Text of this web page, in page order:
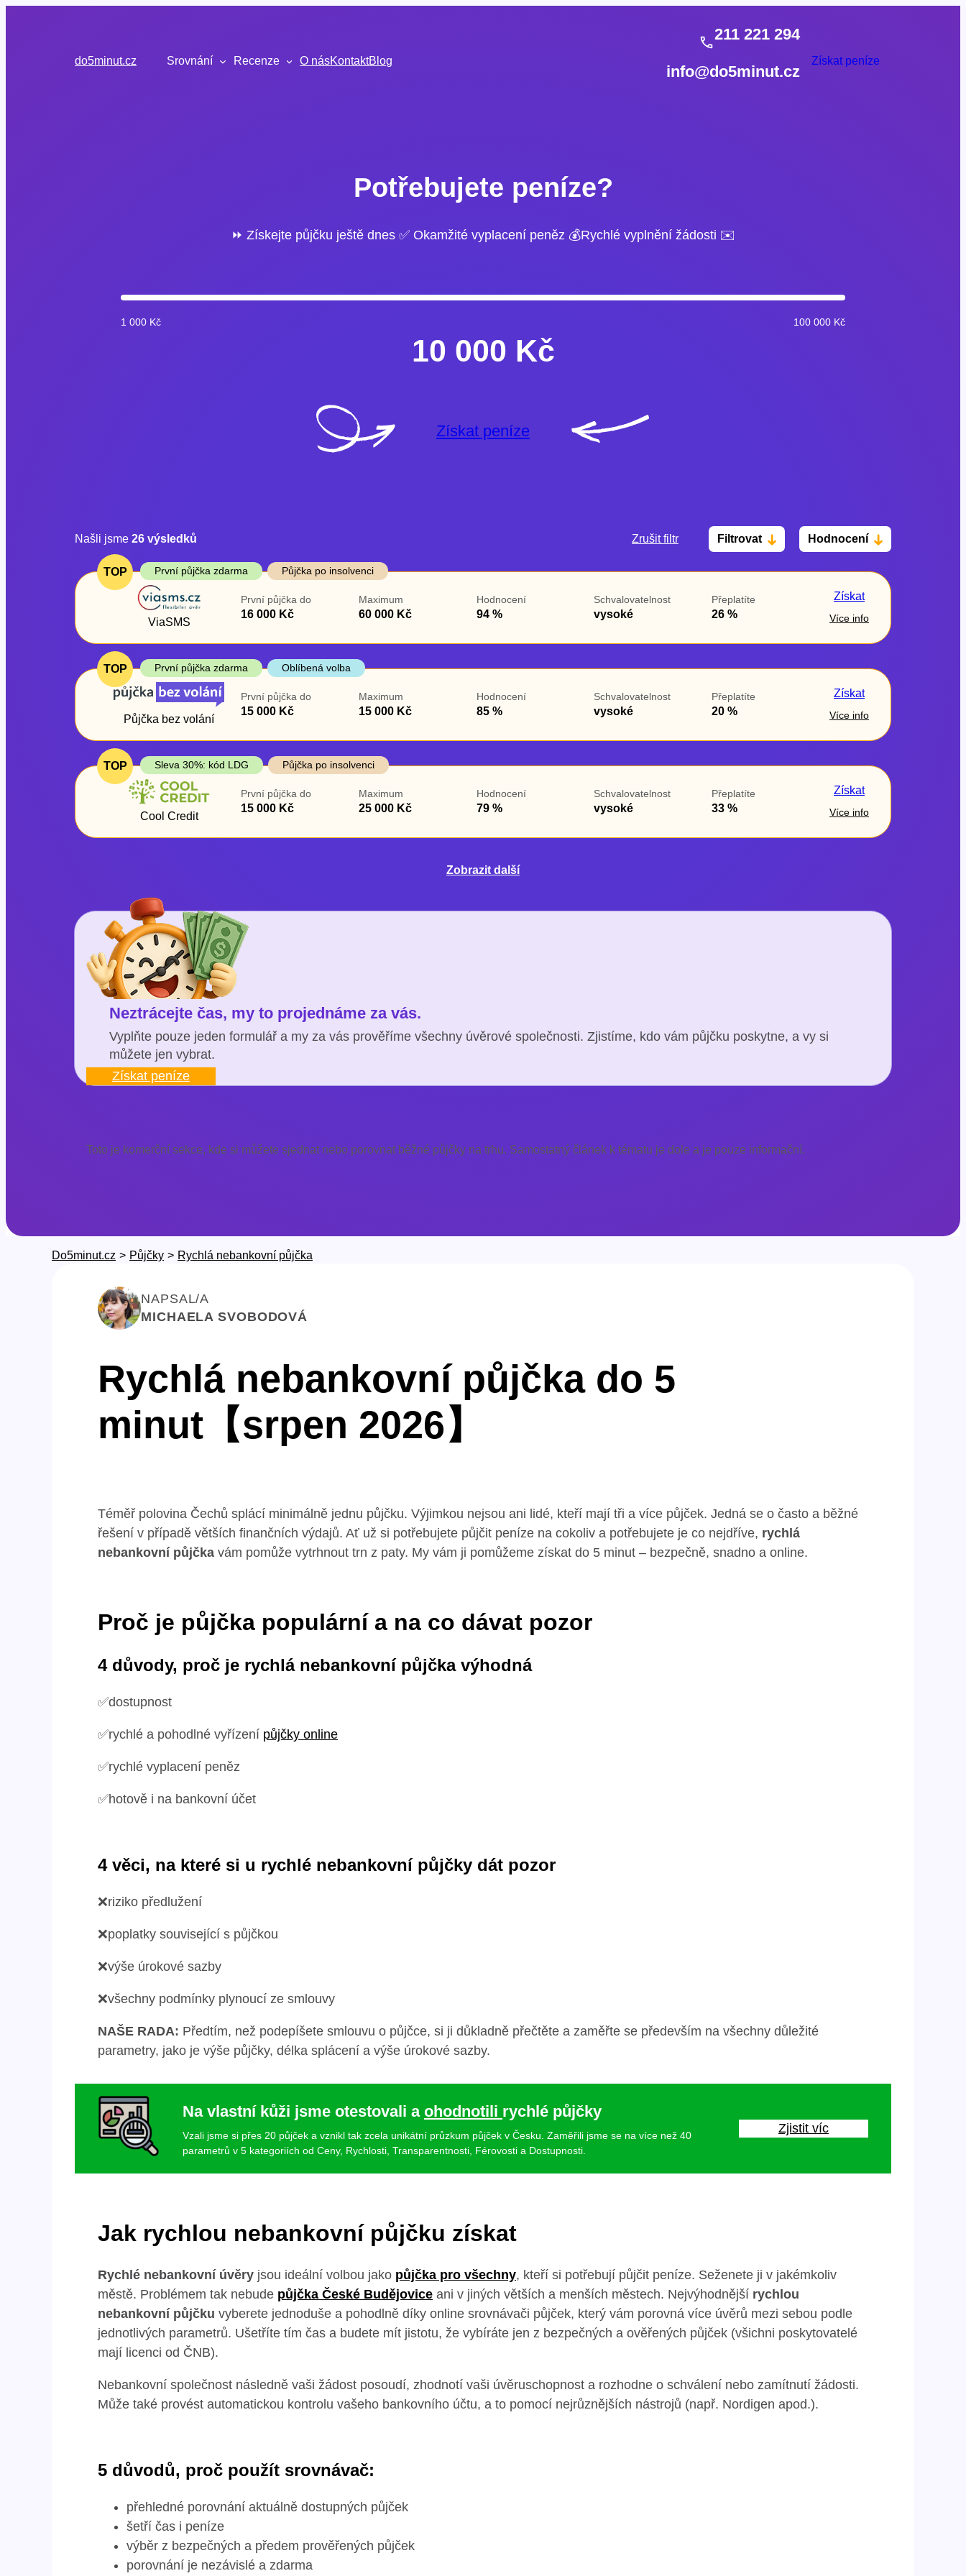
do5minut.cz
Srovnání Recenze O násKontaktBlog
211 221 294
info@do5minut.cz
Získat peníze
Potřebujete peníze?
⏩ Získejte půjčku ještě dnes ✅ Okamžité vyplacení peněz 💰Rychlé vyplnění žádosti ✉️
1 000 Kč 100 000 Kč
10 000 Kč
Získat peníze
Zrušit filtr Filtrovat Hodnocení
Cena
Od
První půjčka zdarma
ano
Našli jsme 26 výsledků
TOP První půjčka zdarma Půjčka po insolvenci
ViaSMS
První půjčka do
16 000 Kč
Maximum
60 000 Kč
Hodnocení
94 %
Schvalovatelnost
vysoké
Přeplatíte
26 %
Získat
Více info
TOP První půjčka zdarma Oblíbená volba
Půjčka bez volání
První půjčka do
15 000 Kč
Maximum
15 000 Kč
Hodnocení
85 %
Schvalovatelnost
vysoké
Přeplatíte
20 %
Získat
Více info
TOP Sleva 30%: kód LDG Půjčka po insolvenci
Cool Credit
První půjčka do
15 000 Kč
Maximum
25 000 Kč
Hodnocení
79 %
Schvalovatelnost
vysoké
Přeplatíte
33 %
Získat
Více info
Zobrazit další
Neztrácejte čas, my to projednáme za vás.
Vyplňte pouze jeden formulář a my za vás prověříme všechny úvěrové společnosti. Zjistíme, kdo vám půjčku poskytne, a vy si
můžete jen vybrat.
Získat peníze
Toto je komerční sekce, kde si můžete sjednat nebo porovnat běžné půjčky na trhu. Samostatný článek k tématu je dole a je pouze informační.
Do5minut.cz > Půjčky > Rychlá nebankovní půjčka
NAPSAL/A
MICHAELA SVOBODOVÁ
Rychlá nebankovní půjčka do 5
minut【srpen 2026】
Téměř polovina Čechů splácí minimálně jednu půjčku. Výjimkou nejsou ani lidé, kteří mají tři a více půjček. Jedná se o často a běžné
řešení v případě větších finančních výdajů. Ať už si potřebujete půjčit peníze na cokoliv a potřebujete je co nejdříve, rychlá
nebankovní půjčka vám pomůže vytrhnout trn z paty. My vám ji pomůžeme získat do 5 minut – bezpečně, snadno a online.
Proč je půjčka populární a na co dávat pozor
4 důvody, proč je rychlá nebankovní půjčka výhodná
✅dostupnost
✅rychlé a pohodlné vyřízení půjčky online
✅rychlé vyplacení peněz
✅hotově i na bankovní účet
4 věci, na které si u rychlé nebankovní půjčky dát pozor
❌riziko předlužení
❌poplatky související s půjčkou
❌výše úrokové sazby
❌všechny podmínky plynoucí ze smlouvy
NAŠE RADA: Předtím, než podepíšete smlouvu o půjčce, si ji důkladně přečtěte a zaměřte se především na všechny důležité
parametry, jako je výše půjčky, délka splácení a výše úrokové sazby.
Na vlastní kůži jsme otestovali a ohodnotili rychlé půjčky
Vzali jsme si přes 20 půjček a vznikl tak zcela unikátní průzkum půjček v Česku. Zaměřili jsme se na více než 40
parametrů v 5 kategoriích od Ceny, Rychlosti, Transparentnosti, Férovosti a Dostupnosti.
Zjistit víc
Jak rychlou nebankovní půjčku získat
Rychlé nebankovní úvěry jsou ideální volbou jako půjčka pro všechny, kteří si potřebují půjčit peníze. Seženete ji v jakémkoliv
městě. Problémem tak nebude půjčka České Budějovice ani v jiných větších a menších městech. Nejvýhodnější rychlou
nebankovní půjčku vyberete jednoduše a pohodlně díky online srovnávači půjček, který vám porovná více úvěrů mezi sebou podle
jednotlivých parametrů. Ušetříte tím čas a budete mít jistotu, že vybíráte jen z bezpečných a ověřených půjček (všichni poskytovatelé
mají licenci od ČNB).
Nebankovní společnost následně vaši žádost posoudí, zhodnotí vaši úvěruschopnost a rozhodne o schválení nebo zamítnutí žádosti.
Může také provést automatickou kontrolu vašeho bankovního účtu, a to pomocí nejrůznějších nástrojů (např. Nordigen apod.).
5 důvodů, proč použít srovnávač:
přehledné porovnání aktuálně dostupných půjček
šetří čas i peníze
výběr z bezpečných a předem prověřených půjček
porovnání je nezávislé a zdarma